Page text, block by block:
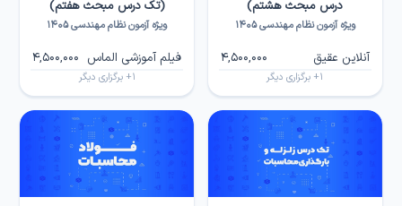
درس مبحث هشتم)
ویژه آزمون نظام مهندسی ۱۴۰۵
آنلاین عقیق 4,500,000
1+ برگزاری دیگر
(تک درس مبحث هفتم)
ویژه آزمون نظام مهندسی ۱۴۰۵
فیلم آموزشی الماس 4,500,000
1+ برگزاری دیگر